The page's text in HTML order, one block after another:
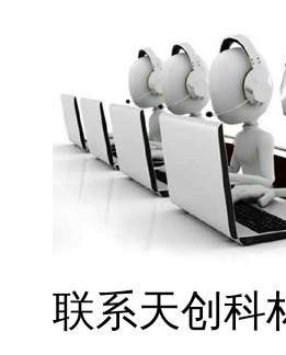
联系天创科